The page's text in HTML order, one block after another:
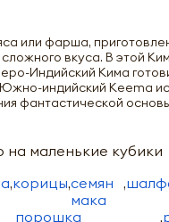
или фарша,
вкуса. В этой
Индийский Кима
индийский Keema
фантастической
на маленькие кубики
,корицы,семян
мака
,
порошка
,